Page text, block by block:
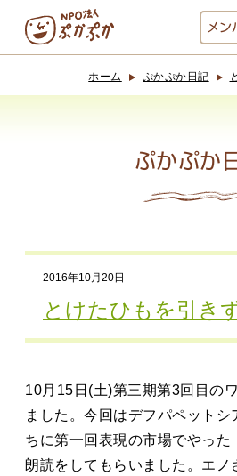
メン
お休み中
でんぱた
ホーム ぷかぷか日記
ぷかぷか
2016年10月20日
とけたひもを引き
10月15日(土)第三期第3回目の
ました。今回はデフパペットシ
ちに第一回表現の市場でやった
朗読をしてもらいました。エノ